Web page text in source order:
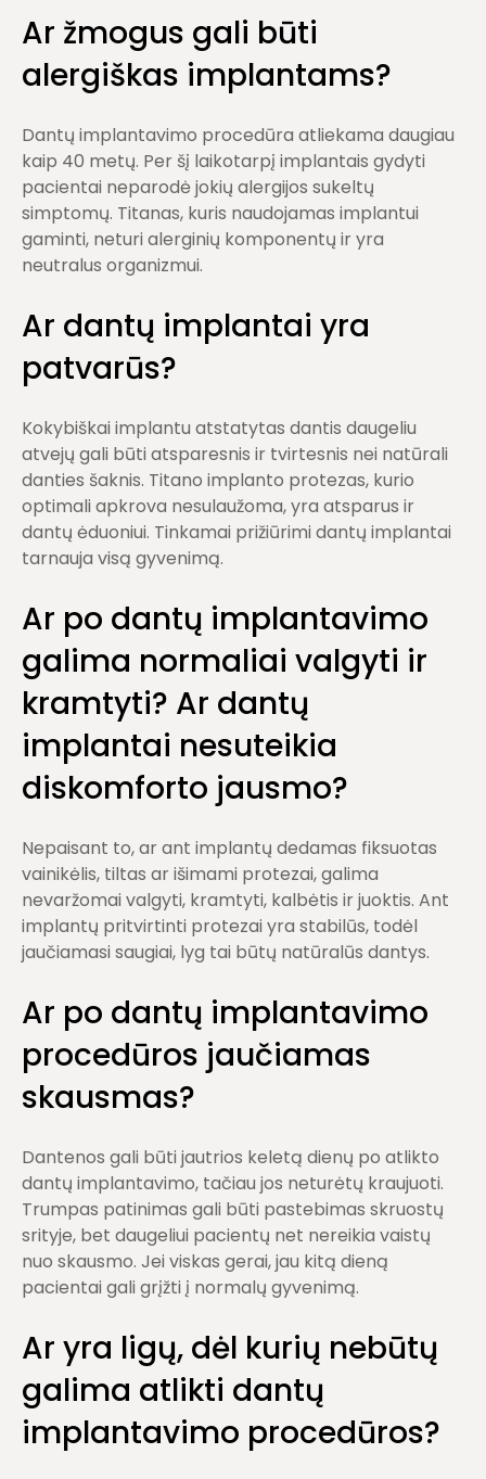
Ar žmogus gali būti
alergiškas implantams?
Dantų implantavimo procedūra atliekama daugiau
kaip 40 metų. Per šį laikotarpį implantais gydyti
pacientai neparodė jokių alergijos sukeltų
simptomų. Titanas, kuris naudojamas implantui
gaminti, neturi alerginių komponentų ir yra
neutralus organizmui.
Ar dantų implantai yra
patvarūs?
Kokybiškai implantu atstatytas dantis daugeliu
atvejų gali būti atsparesnis ir tvirtesnis nei natūrali
danties šaknis. Titano implanto protezas, kurio
optimali apkrova nesulaužoma, yra atsparus ir
dantų ėduoniui. Tinkamai prižiūrimi dantų implantai
tarnauja visą gyvenimą.
Ar po dantų implantavimo
galima normaliai valgyti ir
kramtyti? Ar dantų
implantai nesuteikia
diskomforto jausmo?
Nepaisant to, ar ant implantų dedamas fiksuotas
vainikėlis, tiltas ar išimami protezai, galima
nevaržomai valgyti, kramtyti, kalbėtis ir juoktis. Ant
implantų pritvirtinti protezai yra stabilūs, todėl
jaučiamasi saugiai, lyg tai būtų natūralūs dantys.
Ar po dantų implantavimo
procedūros jaučiamas
skausmas?
Dantenos gali būti jautrios keletą dienų po atlikto
dantų implantavimo, tačiau jos neturėtų kraujuoti.
Trumpas patinimas gali būti pastebimas skruostų
srityje, bet daugeliui pacientų net nereikia vaistų
nuo skausmo. Jei viskas gerai, jau kitą dieną
pacientai gali grįžti į normalų gyvenimą.
Ar yra ligų, dėl kurių nebūtų
galima atlikti dantų
implantavimo procedūros?